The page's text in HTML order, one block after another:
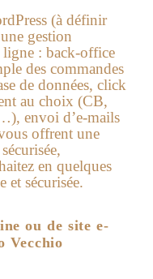
(à définir
gestion
ligne : back-office
des commandes
de données, click
au choix (CB,
envoi d’e-mails
offrent une
en quelques
et sécurisée.
ou de site e-
Vecchio